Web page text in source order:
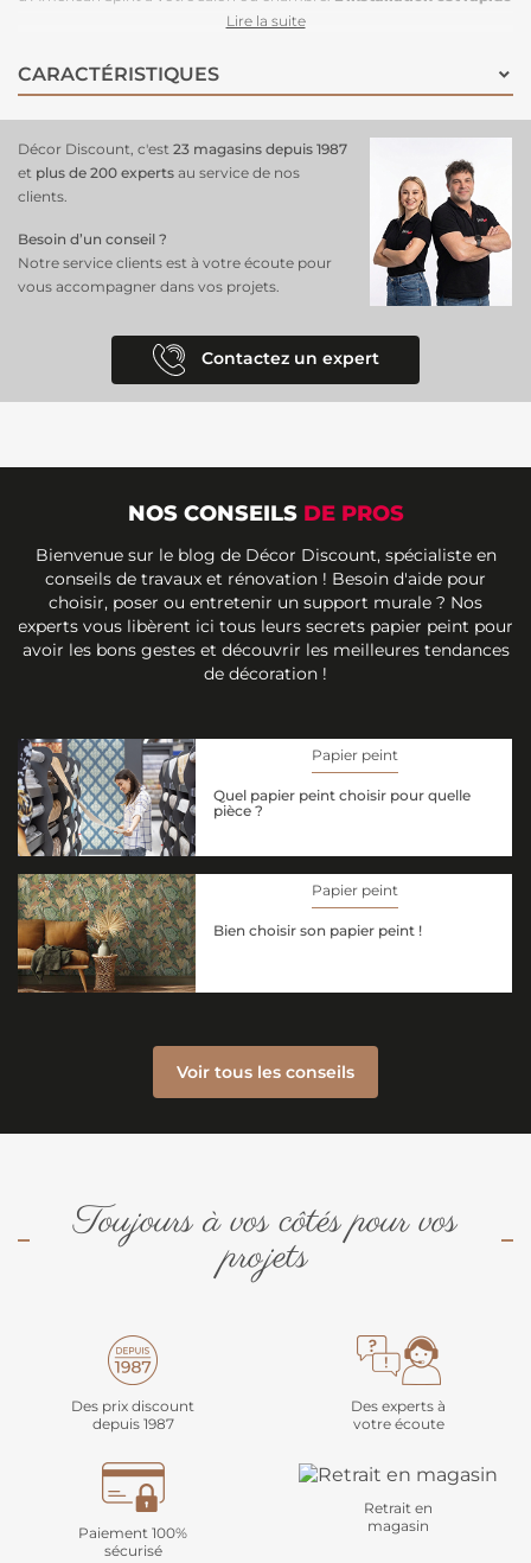
: préparez votre mur en le nettoyant et en le lissant,
panoramique papier peint en alignant les motifs. Profitez rapidement
de la sophistication et du charme intemporel de ce design art déco
Lire la suite
CARACTÉRISTIQUES
Décor Discount, c'est 23 magasins depuis 1987
et plus de 200 experts au service de nos
clients.
Besoin d’un conseil ?
Notre service clients est à votre écoute pour
vous accompagner dans vos projets.
Contactez un expert
NOS CONSEILS DE PROS
Bienvenue sur le blog de Décor Discount, spécialiste en
conseils de travaux et rénovation ! Besoin d'aide pour
choisir, poser ou entretenir un support murale ? Nos
experts vous libèrent ici tous leurs secrets papier peint pour
avoir les bons gestes et découvrir les meilleures tendances
de décoration !
Papier peint
Quel papier peint choisir pour quelle
pièce ?
Papier peint
Bien choisir son papier peint !
Voir tous les conseils
Toujours à vos côtés pour vos
projets
Des prix discount
depuis 1987
Des experts à
votre écoute
Paiement 100%
sécurisé
Retrait en
magasin